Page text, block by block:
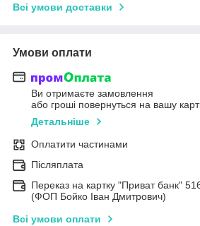
Всі умови доставки
Умови оплати
Ви отримаєте замовлення
або гроші повернуться на вашу
Детальніше
Оплатити частинами
Післяплата
Переказ на картку "Приват банк"
(ФОП Бойко Іван Дмитрович)
Всі умови оплати